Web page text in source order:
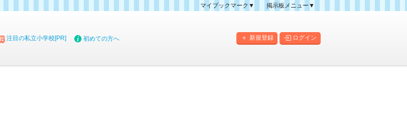
マイブックマーク▼
掲示板メニュー▼
掲示板マップ
新規登録 ログイン
注目の私立小学校[PR] 初めての方へ